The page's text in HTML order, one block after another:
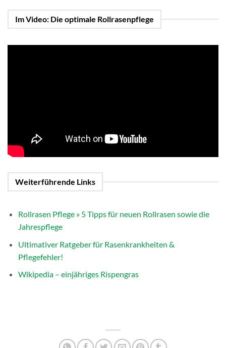
Im Video: Die optimale Rollrasenpflege
Weiterführende Links
Rollrasen Pflege » 5 Tipps für neuen Rollrasen sowie die
Jahrespflege
Ultimativer Ratgeber für Rasenkrankheiten &
Pflegefehler!
Wikipedia – einjähriges Rispengras